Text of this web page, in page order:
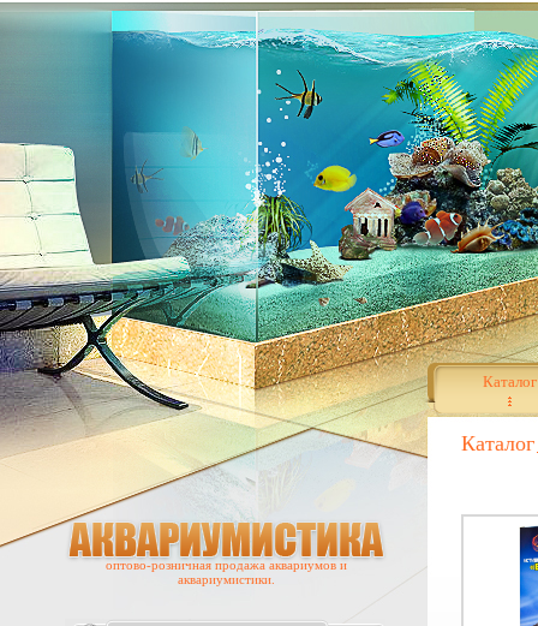
Каталог
Каталог
оптово-розничная продажа аквариумов и
аквариумистики.